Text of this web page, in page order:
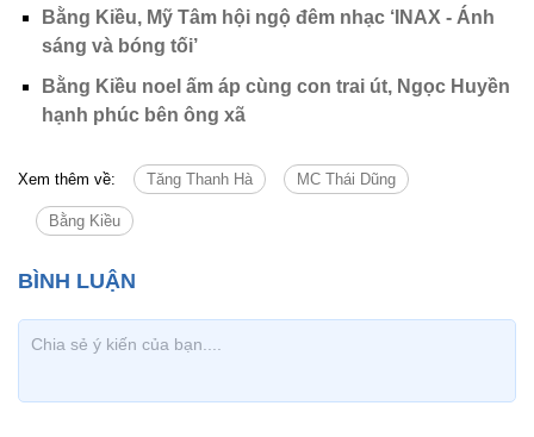
Bằng Kiều, Mỹ Tâm hội ngộ đêm nhạc ‘INAX - Ánh
sáng và bóng tối’
Bằng Kiều noel ấm áp cùng con trai út, Ngọc Huyền
hạnh phúc bên ông xã
Xem thêm về: Tăng Thanh Hà MC Thái Dũng
Bằng Kiều